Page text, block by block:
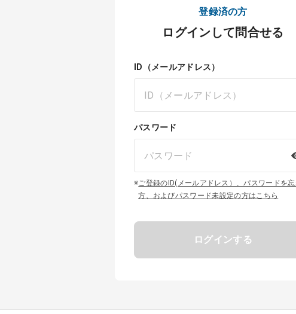
登録済の方
ログインして問合せる
ID（メールアドレス）
パスワード
※ご登録のID(メールアドレス）、パスワードを忘
方、およびパスワード未設定の方はこちら
ログインする